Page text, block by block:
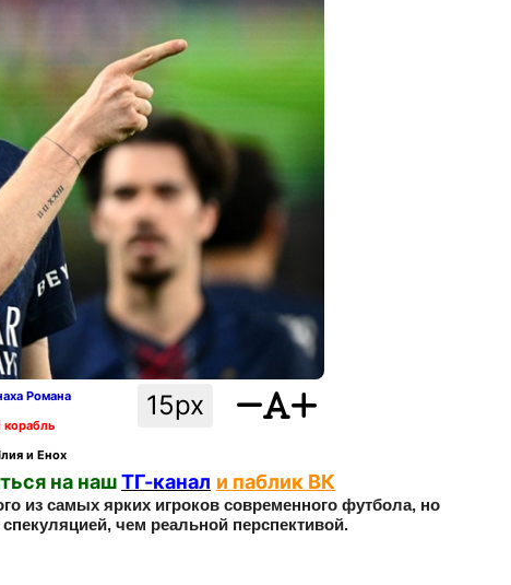
15px
Романа
корабль
и Енох
на нашТГ-канал и паблик ВК
из самых ярких игроков современного футбола, но
чем реальной перспективой.